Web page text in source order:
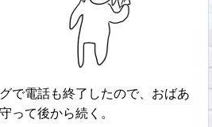
で電話も終了したので、おばあ
って後から続く。